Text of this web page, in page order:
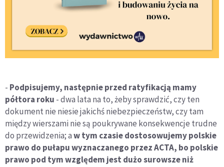
- Podpisujemy, następnie przed ratyfikacją mamy
półtora roku - dwa lata na to, żeby sprawdzić, czy ten
dokument nie niesie jakichś niebezpieczeństw, czy tam
między wierszami nie są poukrywane konsekwencje trudne
do przewidzenia; aw tym czasie dostosowujemy polskie
prawo do pułapu wyznaczanego przez ACTA, bo polskie
prawo pod tym względem jest dużo surowsze niż